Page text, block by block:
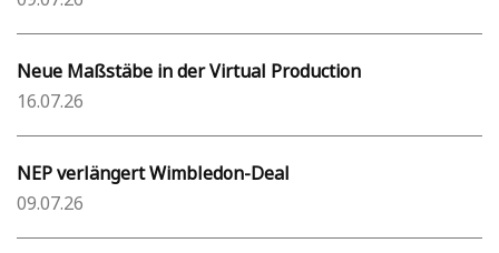
Neue Maßstäbe in der Virtual Production
16.07.26
NEP verlängert Wimbledon-Deal
09.07.26